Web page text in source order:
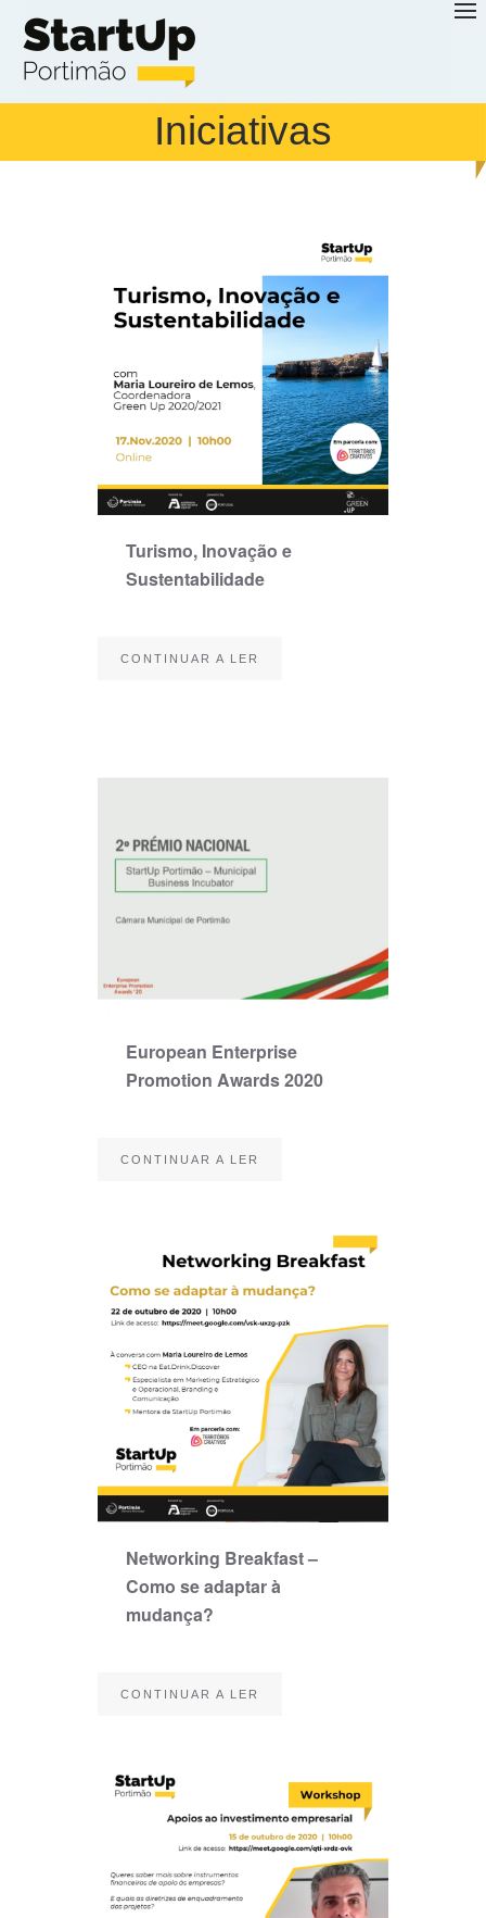
Saltar para o conteúdo principal
Iniciativas
Turismo, Inovação e
Sustentabilidade
CONTINUAR A LER
European Enterprise
Promotion Awards 2020
CONTINUAR A LER
Networking Breakfast –
Como se adaptar à
mudança?
CONTINUAR A LER